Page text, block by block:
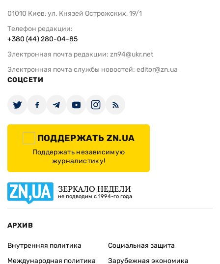
01010 Киев, ул. Князей Острожских, 19/1
Телефон редакции:
+380 (44) 280-04-85
Электронная почта редакции: zn94@ukr.net
Электронная почта службы новостей: editor@zn.ua
СОЦСЕТИ
ПОДДЕРЖАТЬ ZN.UA
Поддержать независимую
журналистику!
ЗЕРКАЛО НЕДЕЛИ
не подводим с 1994-го года
АРХИВ
Внутренняя политика
Международная политика
Социальная защита
Зарубежная экономика